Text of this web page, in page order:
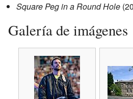
Square Peg in a Round Hole
Galería de imágenes